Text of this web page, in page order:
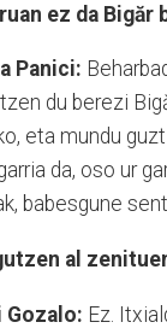
ez da
Panici:
du berezi
eta mundu
da, oso ur
babesgune
al
Gozalo: Ez.